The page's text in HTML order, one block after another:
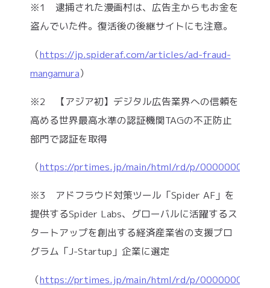
※1 逮捕された漫画村は、広告主からもお金を
盗んでいた件。復活後の後継サイトにも注意。
（https://jp.spideraf.com/articles/ad-fraud-
mangamura）
※2 【アジア初】デジタル広告業界への信頼を
高める世界最高水準の認証機関TAGの不正防止
部門で認証を取得
（https://prtimes.jp/main/html/rd/p/
※3 アドフラウド対策ツール「Spider AF」を
提供するSpider Labs、グローバルに活躍するス
タートアップを創出する経済産業省の支援プロ
グラム「J-Startup」企業に選定
（https://prtimes.jp/main/html/rd/p/